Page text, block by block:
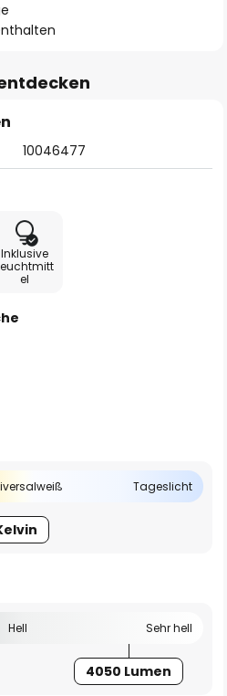
10046477
Inklusive
el
Tageslicht
Hell Sehr hell
4050 Lumen